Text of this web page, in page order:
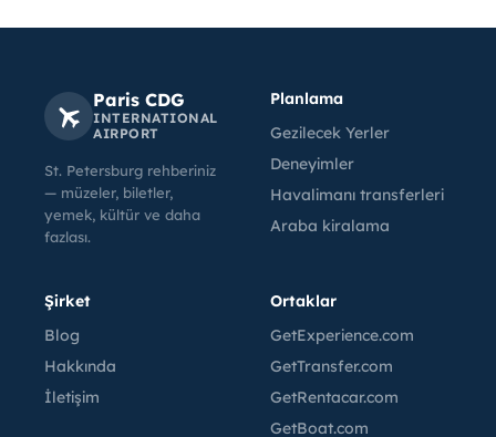
Paris CDG
INTERNATIONAL
AIRPORT
St. Petersburg rehberiniz
— müzeler, biletler,
yemek, kültür ve daha
fazlası.
Planlama
Gezilecek Yerler
Deneyimler
Havalimanı transferleri
Araba kiralama
Şirket
Blog
Hakkında
İletişim
Ortaklar
GetExperience.com
GetTransfer.com
GetRentacar.com
GetBoat.com